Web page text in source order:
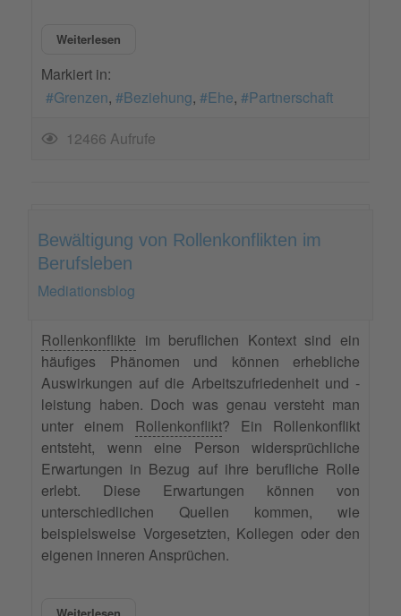
Weiterlesen
Markiert in:
Grenzen
Beziehung Ehe Partnerschaft
12466 Aufrufe
Bewältigung von Rollenkonflikten im
Berufsleben
Mediationsblog
Rollenkonflikte im beruflichen Kontext sind ein
häufiges Phänomen und können erhebliche
Auswirkungen auf die Arbeitszufriedenheit und -
leistung haben. Doch was genau versteht man
unter einem Rollenkonflikt? Ein Rollenkonflikt
entsteht, wenn eine Person widersprüchliche
Erwartungen in Bezug auf ihre berufliche Rolle
erlebt. Diese Erwartungen können von
unterschiedlichen Quellen kommen, wie
beispielsweise Vorgesetzten, Kollegen oder den
eigenen inneren Ansprüchen.
Weiterlesen